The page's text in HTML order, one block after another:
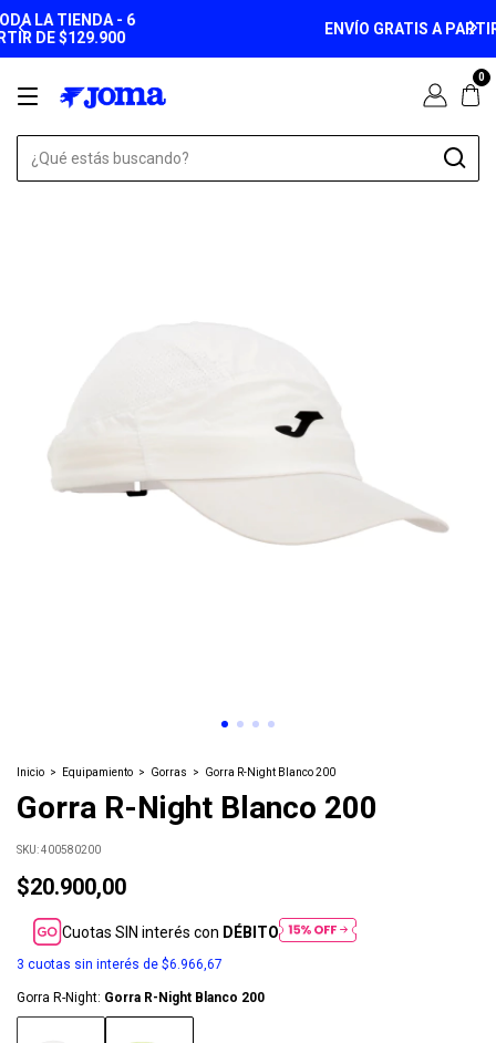
ENVÍO GRATIS A PARTIR DE $149.900
0
Inicio > Equipamiento > Gorras > Gorra R-Night Blanco 200
Gorra R-Night Blanco 200
SKU:400580200
$20.900,00
Cuotas SIN interés con DÉBITO
3 cuotas sin interés de $6.966,67
Gorra R-Night: Gorra R-Night Blanco 200